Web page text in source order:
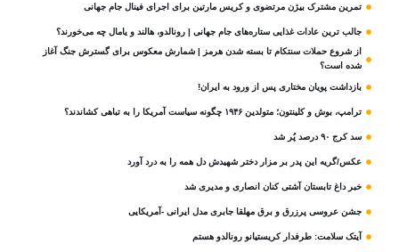
تمرین مشترک بیژن مرتضوی و کریس مارتین برای اجرای فینال جام جهانی
جالب ترین عادات غذایی ستاره‌های جام جهانی | رونالدو، هالند و یامال چه می‌خورند؟
از شروع حملات سنتکام تا بسته شدن هرمز | شمارش معکوس برای گسترش جنگ آغاز
شده است؟
بازداشت پویان مختاری پس از ورود به ایران!
ترامپ، بوش و کلینتون؛ متولدین ۱۹۴۶ چگونه سیاست آمریکا را به تباهی کشاندند؟
سد کرج ۹۰ درصد پُر شد
عکس/گریه این پدر بر مزار دختر شهیدش دل همه را به درد آورد
خبر داغ تابستان آشتی کنان انصاری و مدیری شد
جشن عروسی پرزرق و برق مهلقا جابری مدل ایرانی -آمریکایی
آیتک سلامت: طرفدار کریستیانو رونالدو هستم